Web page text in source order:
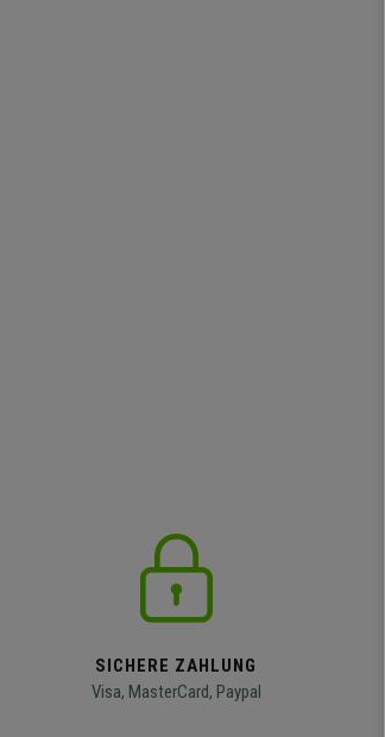
SICHERE ZAHLUNG
Visa, MasterCard, Paypal